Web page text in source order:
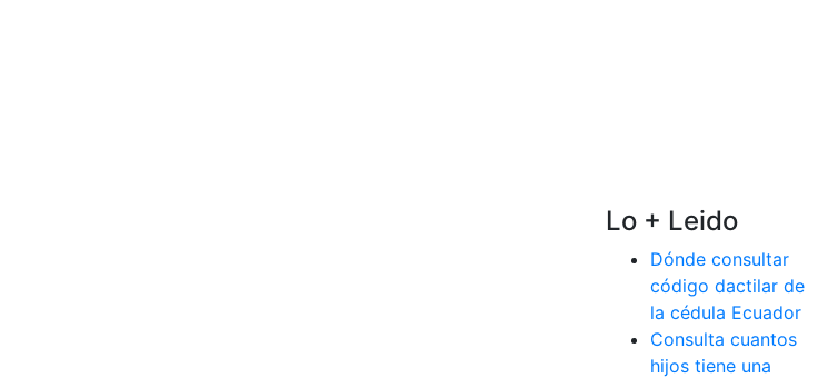
Lo + Leido
Dónde consultar
código dactilar de
la cédula Ecuador
Consulta cuantos
hijos tiene una